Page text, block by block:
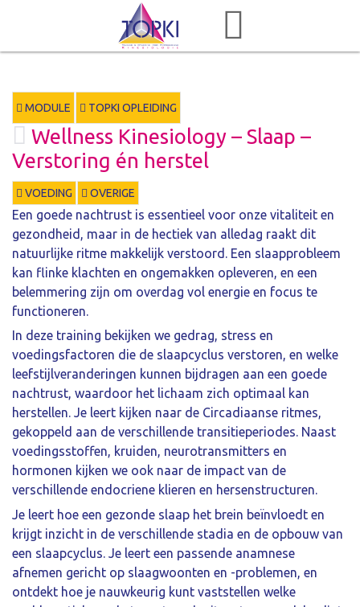
MODULE TOPKI OPLEIDING
Wellness Kinesiology – Slaap –
Verstoring én herstel
VOEDING OVERIGE
Een goede nachtrust is essentieel voor onze vitaliteit en
gezondheid, maar in de hectiek van alledag raakt dit
natuurlijke ritme makkelijk verstoord. Een slaapprobleem
kan flinke klachten en ongemakken opleveren, en een
belemmering zijn om overdag vol energie en focus te
functioneren.
In deze training bekijken we gedrag, stress en
voedingsfactoren die de slaapcyclus verstoren, en welke
leefstijlveranderingen kunnen bijdragen aan een goede
nachtrust, waardoor het lichaam zich optimaal kan
herstellen. Je leert kijken naar de Circadiaanse ritmes,
gekoppeld aan de verschillende transitieperiodes. Naast
voedingsstoffen, kruiden, neurotransmitters en
hormonen kijken we ook naar de impact van de
verschillende endocriene klieren en hersenstructuren.
Je leert hoe een gezonde slaap het brein beïnvloedt en
krijgt inzicht in de verschillende stadia en de opbouw van
een slaapcyclus. Je leert een passende anamnese
afnemen gericht op slaagwoonten en -problemen, en
ontdekt hoe je nauwkeurig kunt vaststellen welke